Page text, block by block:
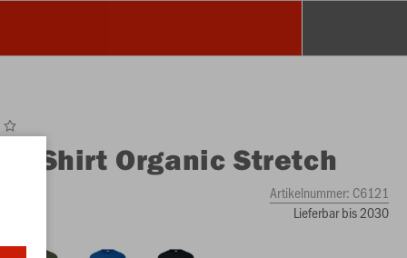
T-Shirt Organic Stretch
Artikelnummer: C6121
Lieferbar bis 2030